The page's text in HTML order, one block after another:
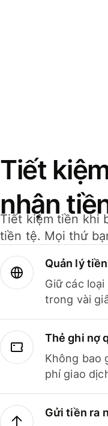
Tiết
nhận
Tiết kiệm tiền khi
tiền tệ. Mọi thứ
Quản lý
Giữ các
trong vài
Thẻ ghi nợ
Không bao
phí giao
Gửi tiền ra